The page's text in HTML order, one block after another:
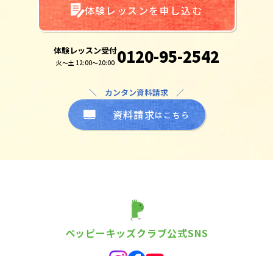
体験レッスンを申し込む
体験レッスン受付
火～土 12:00～20:00 0120-95-2542
＼ カンタン資料請求 ／
資料請求はこちら
ペッピーキッズクラブ公式SNS